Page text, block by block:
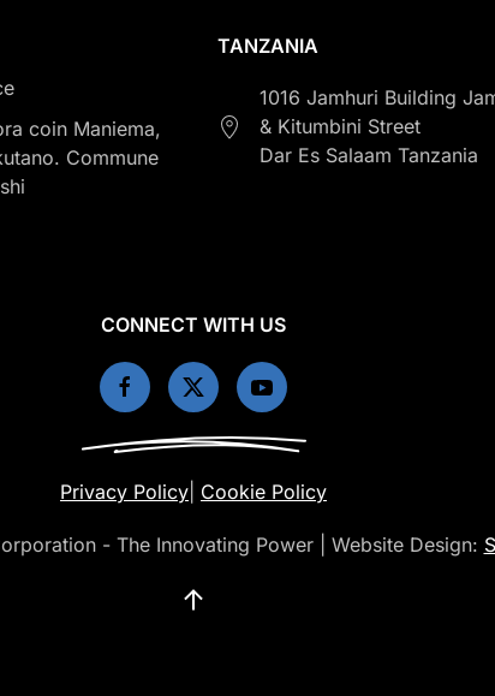
coin Maniema,
Commune
TANZANIA
1016 Jamhuri Building
& Kitumbini Street
Dar Es Salaam Tanzania
CONNECT WITH US
Privacy Policy Cookie Policy
- The Innovating Power | Website Design: